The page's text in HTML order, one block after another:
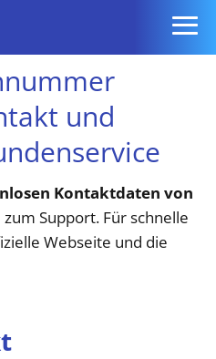
und
Kontaktdaten von
Support. Für schnelle
Webseite und die